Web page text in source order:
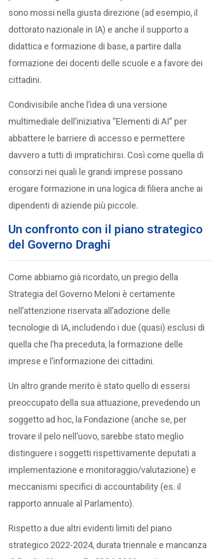
sono mossi nella giusta direzione (ad esempio, il
dottorato nazionale in IA) e anche il supporto a
didattica e formazione di base, a partire dalla
formazione dei docenti delle scuole e a favore dei
cittadini.
Condivisibile anche l’idea di una versione
multimediale dell’iniziativa “Elementi di AI” per
abbattere le barriere di accesso e permettere
davvero a tutti di impratichirsi. Così come quella di
consorzi nei quali le grandi imprese possano
erogare formazione in una logica di filiera anche ai
dipendenti di aziende più piccole.
Un confronto con il piano strategico
del Governo Draghi
Come abbiamo già ricordato, un pregio della
Strategia del Governo Meloni è certamente
nell’attenzione riservata all’adozione delle
tecnologie di IA, includendo i due (quasi) esclusi di
quella che l’ha preceduta, la formazione delle
imprese e l’informazione dei cittadini.
Un altro grande merito è stato quello di essersi
preoccupato della sua attuazione, prevedendo un
soggetto ad hoc, la Fondazione (anche se, per
trovare il pelo nell’uovo, sarebbe stato meglio
distinguere i soggetti rispettivamente deputati a
implementazione e monitoraggio/valutazione) e
meccanismi specifici di accountability (es. il
rapporto annuale al Parlamento).
Rispetto a due altri evidenti limiti del piano
strategico 2022-2024, durata triennale e mancanza